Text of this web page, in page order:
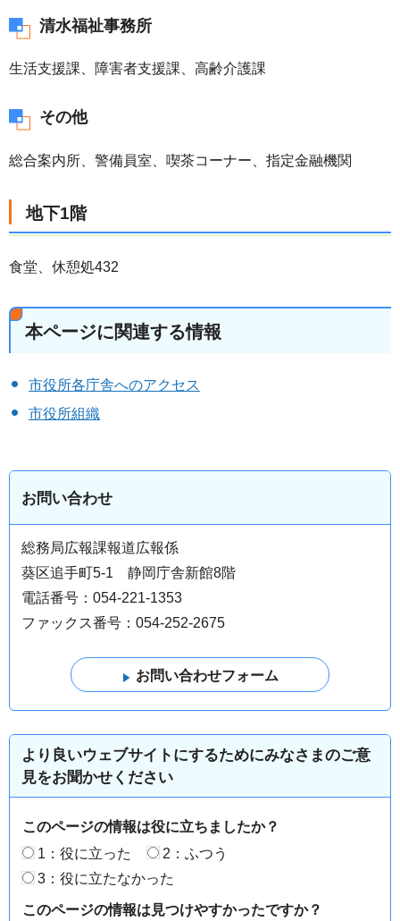
清水福祉事務所
生活支援課、障害者支援課、高齢介護課
その他
総合案内所、警備員室、喫茶コーナー、指定金融機関
地下1階
食堂、休憩処432
本ページに関連する情報
市役所各庁舎へのアクセス
市役所組織
お問い合わせ
総務局広報課報道広報係
葵区追手町5-1 静岡庁舎新館8階
電話番号：054-221-1353
ファックス番号：054-252-2675
より良いウェブサイトにするためにみなさまのご意
見をお聞かせください
このページの情報は役に立ちましたか？
1：役に立った
2：ふつう
3：役に立たなかった
このページの情報は見つけやすかったですか？